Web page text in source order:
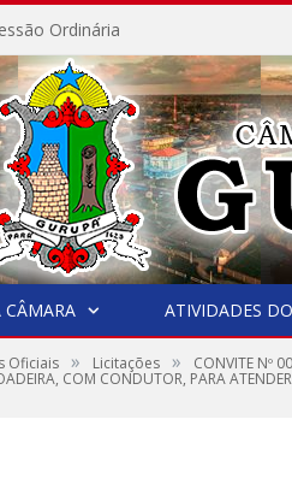
Ordinária
CÂMARA ATIVIDADES
Oficiais » Licitações » CONVITE Nº
COM CONDUTOR, PARA